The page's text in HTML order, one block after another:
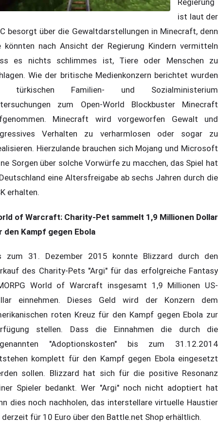
Regierung
ist laut der
besorgt über die Gewaltdarstellungen in Minecraft, denn
könnten nach Ansicht der Regierung Kindern vermitteln
es nichts schlimmes ist, Tiere oder Menschen zu
Wie der britische Medienkonzern berichtet wurden
türkischen Familien- und Sozialministerium
zum Open-World Blockbuster Minecraft
Minecraft wird vorgeworfen Gewalt und
Verhalten zu verharmlosen oder sogar zu
Hierzulande brauchen sich Mojang und Microsoft
Sorgen über solche Vorwürfe zu macchen, das Spiel hat
eine Altersfreigabe ab sechs Jahren durch die
erhalten.
of Warcraft: Charity-Pet sammelt 1,9 Millionen Dollar
den Kampf gegen Ebola
zum 31. Dezember 2015 konnte Blizzard durch den
des Charity-Pets "Argi" für das erfolgreiche Fantasy
World of Warcraft insgesamt 1,9 Millionen US-
einnehmen. Dieses Geld wird der Konzern dem
roten Kreuz für den Kampf gegen Ebola zur
stellen. Dass die Einnahmen die durch die
"Adoptionskosten" bis zum 31.12.2014
komplett für den Kampf gegen Ebola eingesetzt
sollen. Blizzard hat sich für die positive Resonanz
Spieler bedankt. Wer "Argi" noch nicht adoptiert hat
dies noch nachholen, das interstellare virtuelle Haustier
für 10 Euro über den Battle.net Shop erhältlich.